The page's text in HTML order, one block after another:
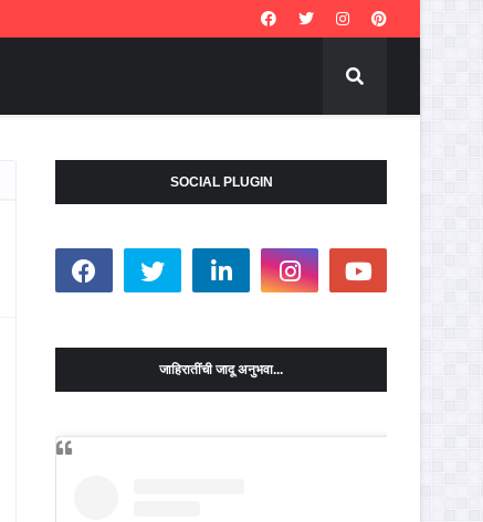
SOCIAL PLUGIN
जाहिरातींची जादू अनुभवा...